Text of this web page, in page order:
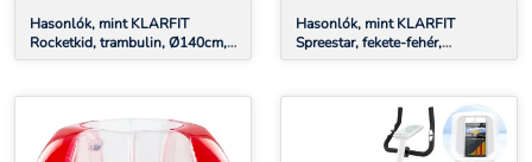
Hasonlók, mint KLARFIT
Rocketkid, trambulin, Ø140cm,
biztonsági háló, bungee
Hasonlók, mint KLARFIT
Spreestar, fekete-fehér,
felfújható paddle board, SUP